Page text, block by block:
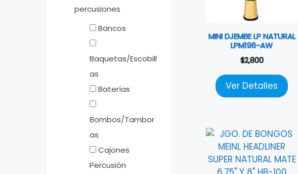
MINI DJEMBE LP NATURAL
LPM196-AW
$2,800
Ver Detalles
percusiones
Bancos
Baquetas/Escobill
as
Baterías
Bombos/Tambor
as
Cajones
Percusión